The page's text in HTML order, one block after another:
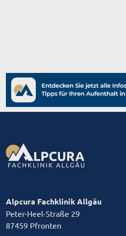
Alpcura Fachklinik Allgäu
Peter-Heel-Straße 29
87459 Pfronten